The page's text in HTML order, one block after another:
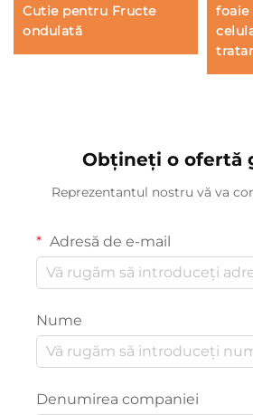
Cutie pentru Fructe
ondulată
foaie
Obțineți o ofertă
Reprezentantul nostru vă va
Adresă de e-mail
Nume
Denumirea companiei